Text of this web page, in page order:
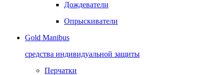
Дождеватели
Опрыскиватели
Gold Manibus
средства индивидуальной защиты
Перчатки